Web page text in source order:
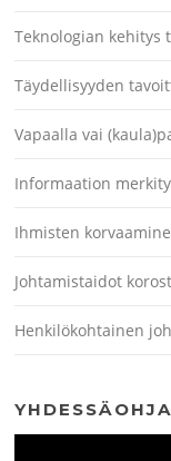
Teknologian kehitys
Täydellisyyden
Vapaalla vai
Informaation
Ihmisten
Johtamistaidot
Henkilökohtainen